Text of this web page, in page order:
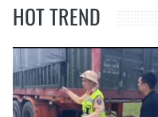
HOT TREND